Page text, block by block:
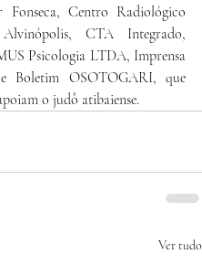
Fonseca, Centro Radiológico
CTA Integrado,
Psicologia LTDA, Imprensa
Boletim OSOTOGARI, que
o judô atibaiense.
Ver tudo